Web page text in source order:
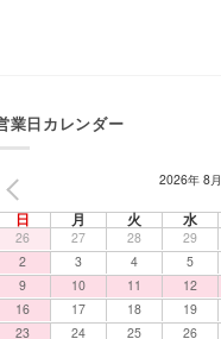
業日カレンダー
2026年 8月
日 月 火 水
26 27 28 29
2
3 4 5
9
10 11 12
16
17 18 19
23
24 25 26